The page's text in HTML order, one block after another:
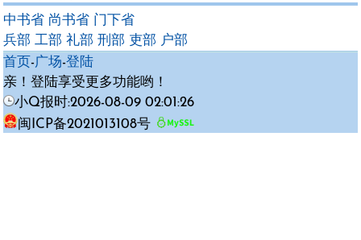
中书省 尚书省 门下省
兵部 工部 礼部 刑部 吏部 户部
首页 -广场-登陆
亲！登陆享受更多功能哟！
小Q报时:2026-08-09 02:01:26
闽ICP备2021013108号